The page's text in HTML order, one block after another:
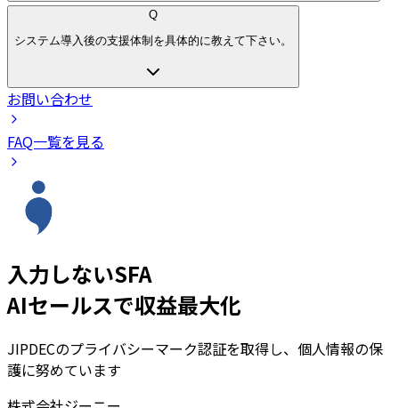
Q
システム導入後の支援体制を具体的に教えて下さい。
お問い合わせ
FAQ一覧を見る
入力しないSFA
AIセールスで収益最大化
JIPDECのプライバシーマーク認証を取得し、個人情報の保
護に努めています